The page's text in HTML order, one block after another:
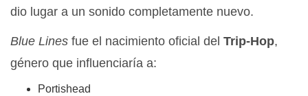
dio lugar a un sonido completamente nuevo.
Blue Lines fue el nacimiento oficial del Trip-Hop,
género que influenciaría a:
Portishead